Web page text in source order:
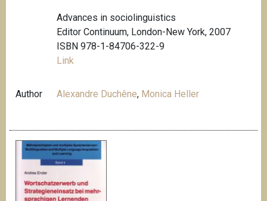
Advances in sociolinguistics
Editor Continuum, London-New York, 2007
ISBN 978-1-84706-322-9
Link
Author Alexandre Duchêne, Monica Heller